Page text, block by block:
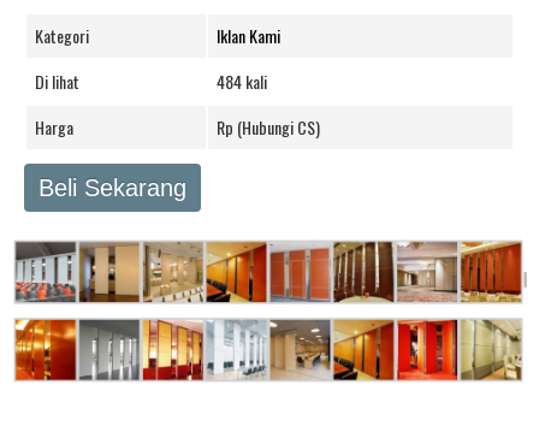
Kategori
Iklan Kami
Di lihat
484 kali
Harga
Rp (Hubungi CS)
Beli Sekarang